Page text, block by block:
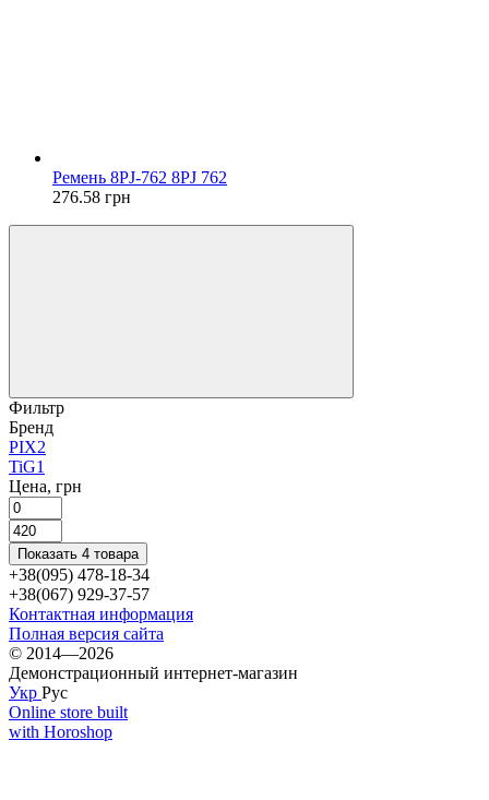
Ремень 8PJ-762 8PJ 762
276.58 грн
Фильтр
Бренд
PIX2
TiG1
Цена, грн
Показать 4 товара
+38(095) 478-18-34
+38(067) 929-37-57
Контактная информация
Полная версия сайта
© 2014—2026
Демонстрационный интернет-магазин
Укр Рус
Online store built
with Horoshop